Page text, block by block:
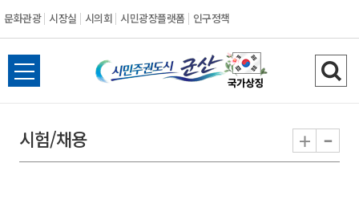
문화관광 시장실 시의회 시민광장플랫폼 인구정책
시
민
전
체
뉴
열
검
색
기
시험/채용 + -